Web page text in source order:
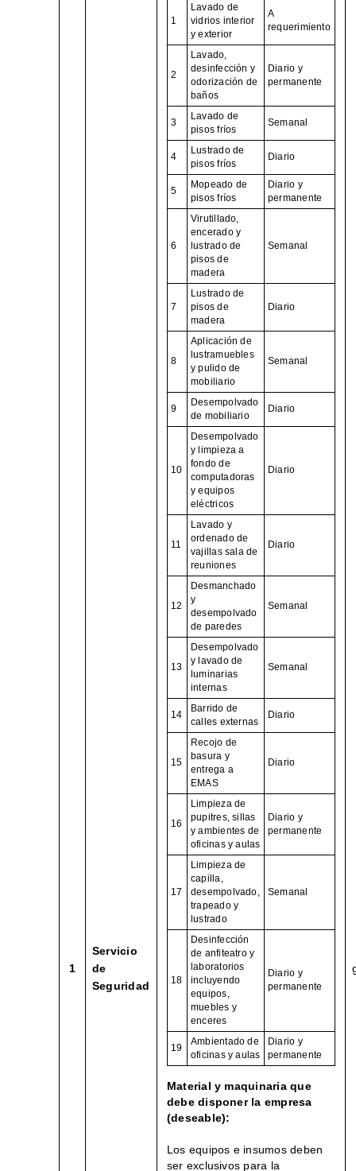
1
Servicio
de
Seguridad
1
Lavado de
vidrios interior
y exterior
A
requerimiento
2
Lavado,
desinfección y
odorización de
baños
Diario y
permanente
3
Lavado de
pisos fríos
Semanal
4
Lustrado de
pisos fríos
Diario
5
Mopeado de
pisos fríos
Diario y
permanente
6
Virutillado,
encerado y
lustrado de
pisos de
madera
Semanal
7
Lustrado de
pisos de
madera
Diario
8
Aplicación de
lustramuebles
y pulido de
mobiliario
Semanal
9
Desempolvado
de mobiliario
Diario
10
Desempolvado
y limpieza a
fondo de
computadoras
y equipos
eléctricos
Diario
11
Lavado y
ordenado de
vajillas sala de
reuniones
Diario
12
Desmanchado
y
desempolvado
de paredes
Semanal
13
Desempolvado
y lavado de
luminarias
internas
Semanal
14
Barrido de
calles externas
Diario
15
Recojo de
basura y
entrega a
EMAS
Diario
16
Limpieza de
pupitres, sillas
y ambientes de
oficinas y aulas
Diario y
permanente
17
Limpieza de
capilla,
desempolvado,
trapeado y
lustrado
Semanal
18
Desinfección
de anfiteatro y
laboratorios
incluyendo
equipos,
muebles y
enceres
Diario y
permanente
19
Ambientado de
oficinas y aulas
Diario y
permanente
Material y maquinaria que
debe disponer la empresa
(deseable):
Los equipos e insumos deben
ser exclusivos para la